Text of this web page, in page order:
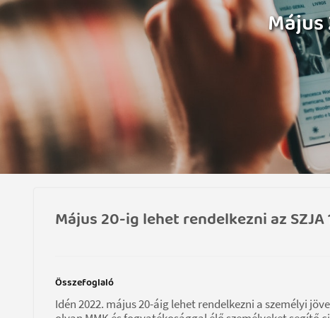
Május
Május 20-ig lehet rendelkezni az SZJA
Összefoglaló
Idén 2022. május 20-áig lehet rendelkezni a személyi